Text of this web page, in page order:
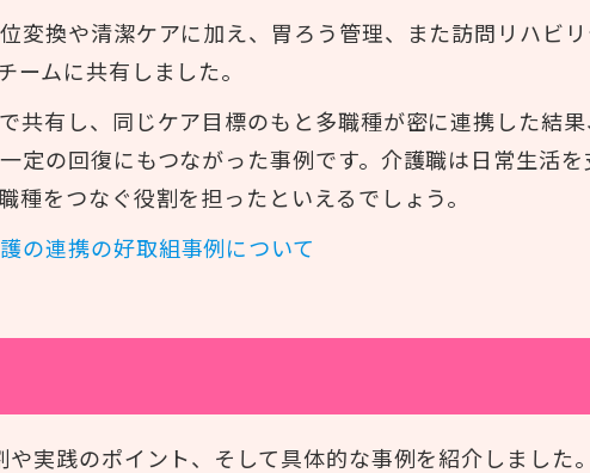
変換や清潔ケアに加え、胃ろう管理、また訪問リハビ
ームに共有しました。
共有し、同じケア目標のもと多職種が密に連携した結
定の回復にもつながった事例です。介護職は日常生活を
をつなぐ役割を担ったといえるでしょう。
の連携の好取組事例について
実践のポイント、そして具体的な事例を紹介しました